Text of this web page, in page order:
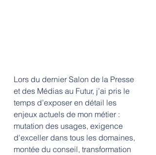
Lors du dernier Salon de la Presse
et des Médias au Futur, j’ai pris le
temps d’exposer en détail les
enjeux actuels de mon métier :
mutation des usages, exigence
d'exceller dans tous les domaines,
montée du conseil, transformation